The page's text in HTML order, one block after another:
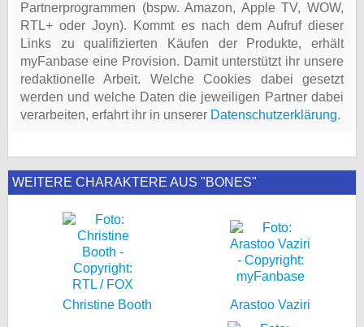
Partnerprogrammen (bspw. Amazon, Apple TV, WOW,
RTL+ oder Joyn). Kommt es nach dem Aufruf dieser
Links zu qualifizierten Käufen der Produkte, erhält
myFanbase eine Provision. Damit unterstützt ihr unsere
redaktionelle Arbeit. Welche Cookies dabei gesetzt
werden und welche Daten die jeweiligen Partner dabei
verarbeiten, erfahrt ihr in unserer Datenschutzerklärung.
WEITERE CHARAKTERE AUS "BONES"
Christine Booth Arastoo Vaziri